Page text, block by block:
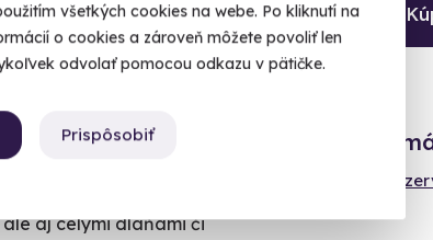
všetkých cookies na webe. Po kliknutí na
o cookies a zároveň môžete povoliť len
odvolať pomocou odkazu v pätičke.
Prispôsobiť Už
stuhnutosti a napätia.
systém sa posilní.
aj celými dlaňami či